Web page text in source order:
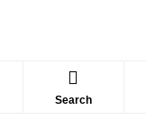
Search